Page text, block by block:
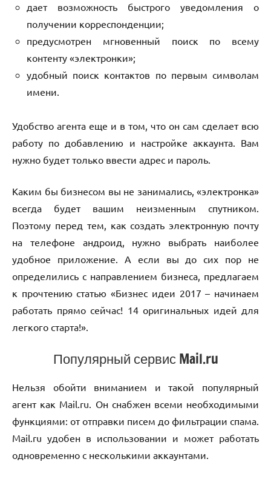
дает возможность быстрого уведомления о
получении корреспонденции;
предусмотрен мгновенный поиск по всему
контенту «электронки»;
удобный поиск контактов по первым символам
имени.
Удобство агента еще и в том, что он сам сделает всю
работу по добавлению и настройке аккаунта. Вам
нужно будет только ввести адрес и пароль.
Каким бы бизнесом вы не занимались, «электронка»
всегда будет вашим неизменным спутником.
Поэтому перед тем, как создать электронную почту
на телефоне андроид, нужно выбрать наиболее
удобное приложение. А если вы до сих пор не
определились с направлением бизнеса, предлагаем
к прочтению статью «Бизнес идеи 2017 – начинаем
работать прямо сейчас! 14 оригинальных идей для
легкого старта!».
Популярный сервис Mail.ru
Нельзя обойти вниманием и такой популярный
агент как Mail.ru. Он снабжен всеми необходимыми
функциями: от отправки писем до фильтрации спама.
Mail.ru удобен в использовании и может работать
одновременно с несколькими аккаунтами.